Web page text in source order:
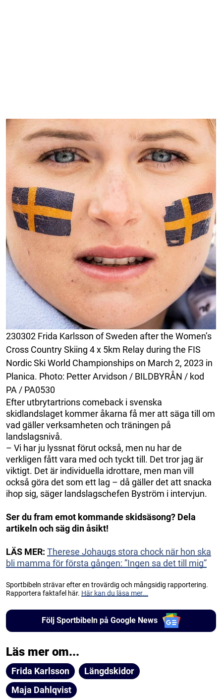
230302 Frida Karlsson of Sweden after the Women’s
Cross Country Skiing 4 x 5km Relay during the FIS
Nordic Ski World Championships on March 2, 2023 in
Planica. Photo: Petter Arvidson / BILDBYRÅN / kod
PA / PA0530
Efter utbrytartrions comeback i svenska
skidlandslaget kommer åkarna få mer att säga till om
vad gäller verksamheten och träningen på
landslagsnivå.
– Vi har ju lyssnat förut också, men nu har de
verkligen fått vara med och tyckt till. Det tror jag är
viktigt. Det är individuella idrottare, men man vill
också göra det som ett lag – då gäller det att snacka
ihop sig, säger landslagschefen Byström i intervjun.
Ser du fram emot kommande skidsäsong? Dela
artikeln och säg din åsikt!
LÄS MER: Therese Johaugs stora chock när hon ska
bli mamma för första gången: ”Ingen sa det till mig”
Sportbibeln strävar efter en trovärdig och mångsidig rapportering.
Rapportera faktafel här. Här kan du läsa mer...
Följ Sportbibeln på Google News
Läs mer om...
Frida Karlsson
Längdskidor
Maja Dahlqvist